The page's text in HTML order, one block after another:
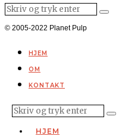
© 2005-2022 Planet Pulp
HJEM
OM
KONTAKT
HJEM